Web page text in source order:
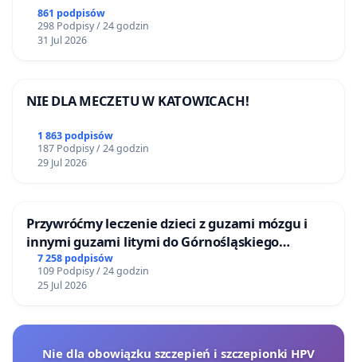
861 podpisów
298 Podpisy / 24 godzin
31 Jul 2026
NIE DLA MECZETU W KATOWICACH!
1 863 podpisów
187 Podpisy / 24 godzin
29 Jul 2026
Przywróćmy leczenie dzieci z guzami mózgu i
innymi guzami litymi do Górnośląskiego
Centrum Zdrowia Dziecka w Katowicach
7 258 podpisów
109 Podpisy / 24 godzin
25 Jul 2026
Nie dla obowiązku szczepień i szczepionki HPV